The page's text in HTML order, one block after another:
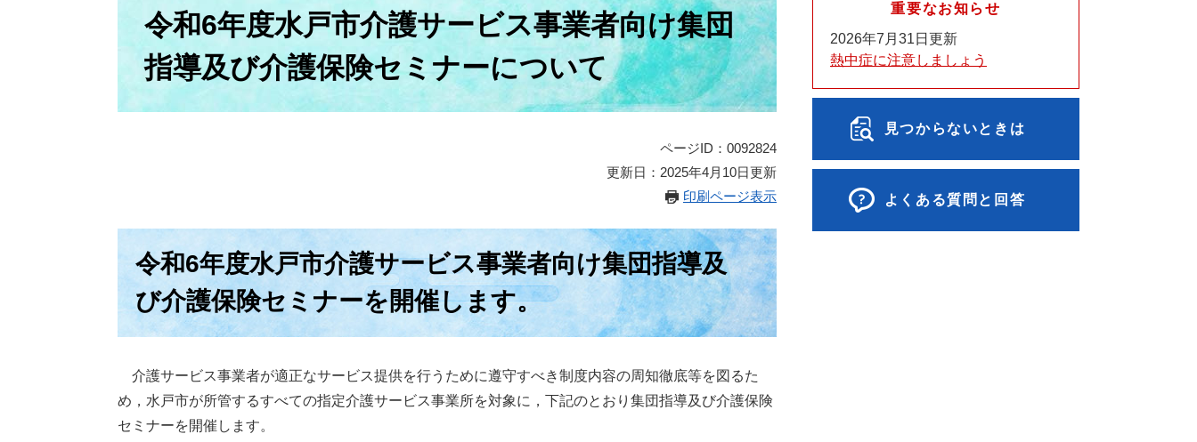
令和6年度水戸市介護サービス事業者向け集団
指導及び介護保険セミナーについて
ページID：0092824
更新日：2025年4月10日更新
印刷ページ表示
令和6年度水戸市介護サービス事業者向け集団指導及
び介護保険セミナーを開催します。
介護サービス事業者が適正なサービス提供を行うために遵守すべき制度内容の周知徹底等を図るた
め，水戸市が所管するすべての指定介護サービス事業所を対象に，下記のとおり集団指導及び介護保険
セミナーを開催します。
重要なお知らせ
2026年7月31日更新
熱中症に注意しましょう
見つからないときは
よくある質問と回答